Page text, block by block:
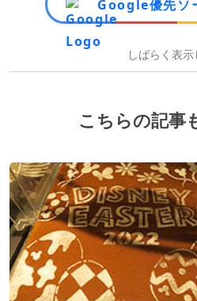
Google優先ソ
しばらく表
こちらの記事